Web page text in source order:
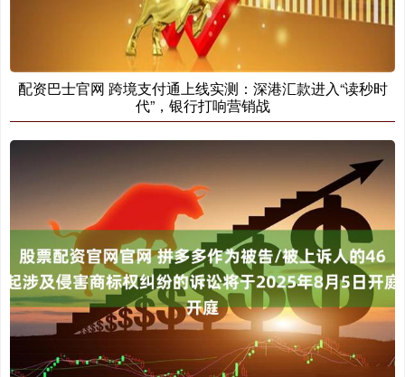
配资巴士官网 跨境支付通上线实测：深港汇款进入“读秒时
代”，银行打响营销战